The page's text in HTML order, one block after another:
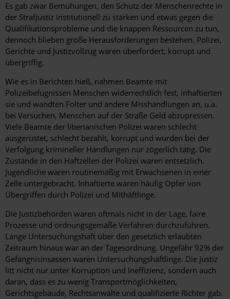
Es gab zwar Bemühungen, den Schutz der Menschenrechte in
der Strafjustiz institutionell zu stärken und etwas gegen die
Qualifikationsprobleme und die knappen Ressourcen zu tun,
dennoch blieben große Herausforderungen bestehen. Polizei,
Gerichte und Justizvollzug waren überfordert, korrupt und
übergriffig.
Wie es in Berichten hieß, nahmen Beamte mit
Polizeibefugnissen Menschen widerrechtlich fest, inhaftierten
sie und wandten Folter und andere Misshandlungen an, u.a.
bei Versuchen, Menschen auf der Straße Geld abzupressen.
Viele Beamte der liberianischen Polizei waren schlecht
ausgerüstet, schlecht bezahlt, korrupt und wurden bei der
Verfolgung krimineller Handlungen nur zögerlich tätig. Die
Zustände in den Haftzellen der Polizei waren entsetzlich.
Jugendliche waren routinemäßig mit Erwachsenen in einer
Zelle untergebracht. Inhaftierte waren häufig Opfer von
Übergriffen durch Polizei und Mithäftlinge.
Die Justizbehörden waren oftmals nicht in der Lage, faire
Prozesse und ordnungsgemäße Verfahren durchzuführen.
Lange Untersuchungshaft über den gesetzlich erlaubten
Zeitraum hinaus war an der Tagesordnung. Ungefähr 92% der
Gefängnisinsassen waren Untersuchungshäftlinge. Die Justiz
litt nicht nur unter Korruption und Ineffizienz, sondern auch
daran, dass es zu wenig Transportmöglichkeiten,
Gerichtsgebäude, Rechtsanwälte und qualifizierte Richter gab.